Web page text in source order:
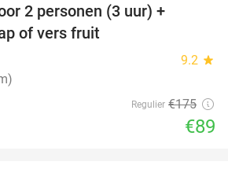
2 personen (3 uur) +
of vers fruit
9.2 star
Regulier €175
€89